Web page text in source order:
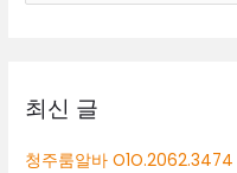
최신 글
청주룸알바